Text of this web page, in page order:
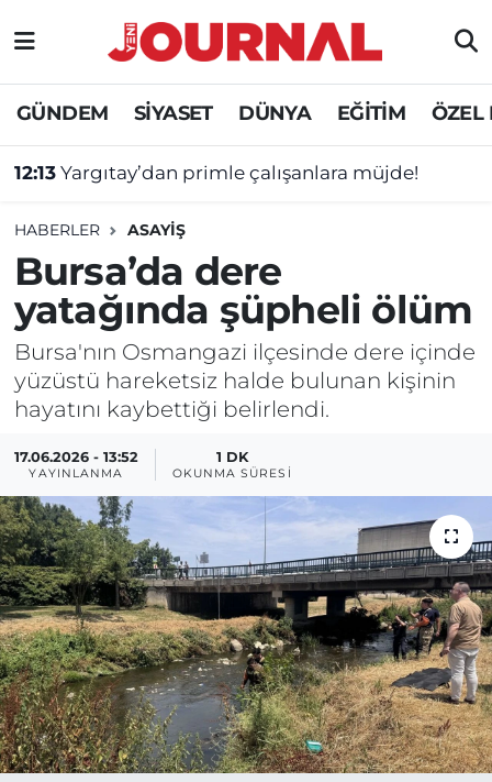
GÜNDEM SİYASET DÜNYA EĞİTİM ÖZEL
12:13 Yargıtay’dan primle çalışanlara müjde!
HABERLER ASAYİŞ
Bursa’da dere
yatağında şüpheli ölüm
Bursa'nın Osmangazi ilçesinde dere içinde
yüzüstü hareketsiz halde bulunan kişinin
hayatını kaybettiği belirlendi.
17.06.2026 - 13:52
YAYINLANMA
1 DK
OKUNMA SÜRESI
GÜNDEM
SİYASET
DÜNYA
EĞİTİM
ÖZEL HABER
Nöbetçi Eczaneler
Hava Durumu
Süper Lig Puan Durumu ve Fikstür
Tüm Manşetler
Son Dakika Haberleri
Haber Arşivi